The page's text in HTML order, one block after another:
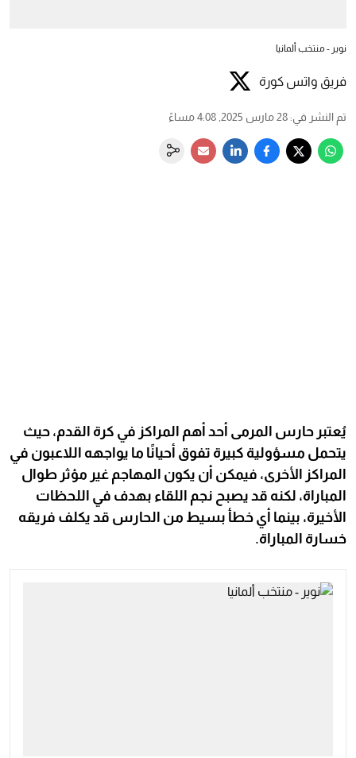
نوير - منتخب ألمانيا
فريق واتس كورة
تم النشر في: 28 مارس 2025, 4:08 مساءً
يُعتبر حارس المرمى أحد أهم المراكز في كرة القدم، حيث
يتحمل مسؤولية كبيرة تفوق أحيانًا ما يواجهه اللاعبون في
المراكز الأخرى، فيمكن أن يكون المهاجم غير مؤثر طوال
المباراة، لكنه قد يصبح نجم اللقاء بهدف في اللحظات
الأخيرة، بينما أي خطأ بسيط من الحارس قد يكلف فريقه
خسارة المباراة.